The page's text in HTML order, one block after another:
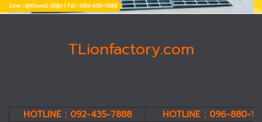
TLionfactory.com
HOTLINE : 092-435-7888
HOTLINE : 096-880-